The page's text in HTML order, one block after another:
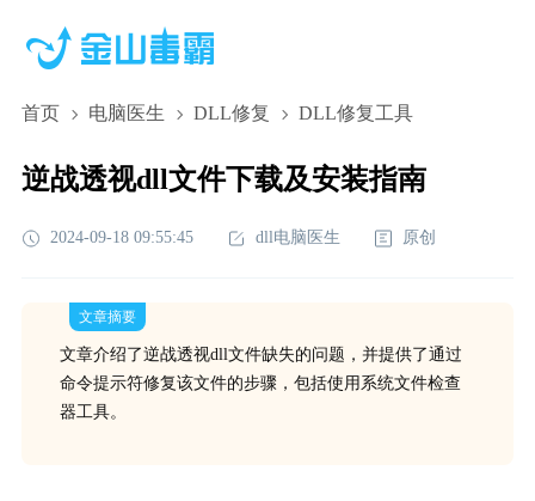
首页 电脑医生 DLL修复 DLL修复工具
逆战透视dll文件下载及安装指南
2024-09-18 09:55:45 dll电脑医生 原创
文章摘要
文章介绍了逆战透视dll文件缺失的问题，并提供了通过
命令提示符修复该文件的步骤，包括使用系统文件检查
器工具。